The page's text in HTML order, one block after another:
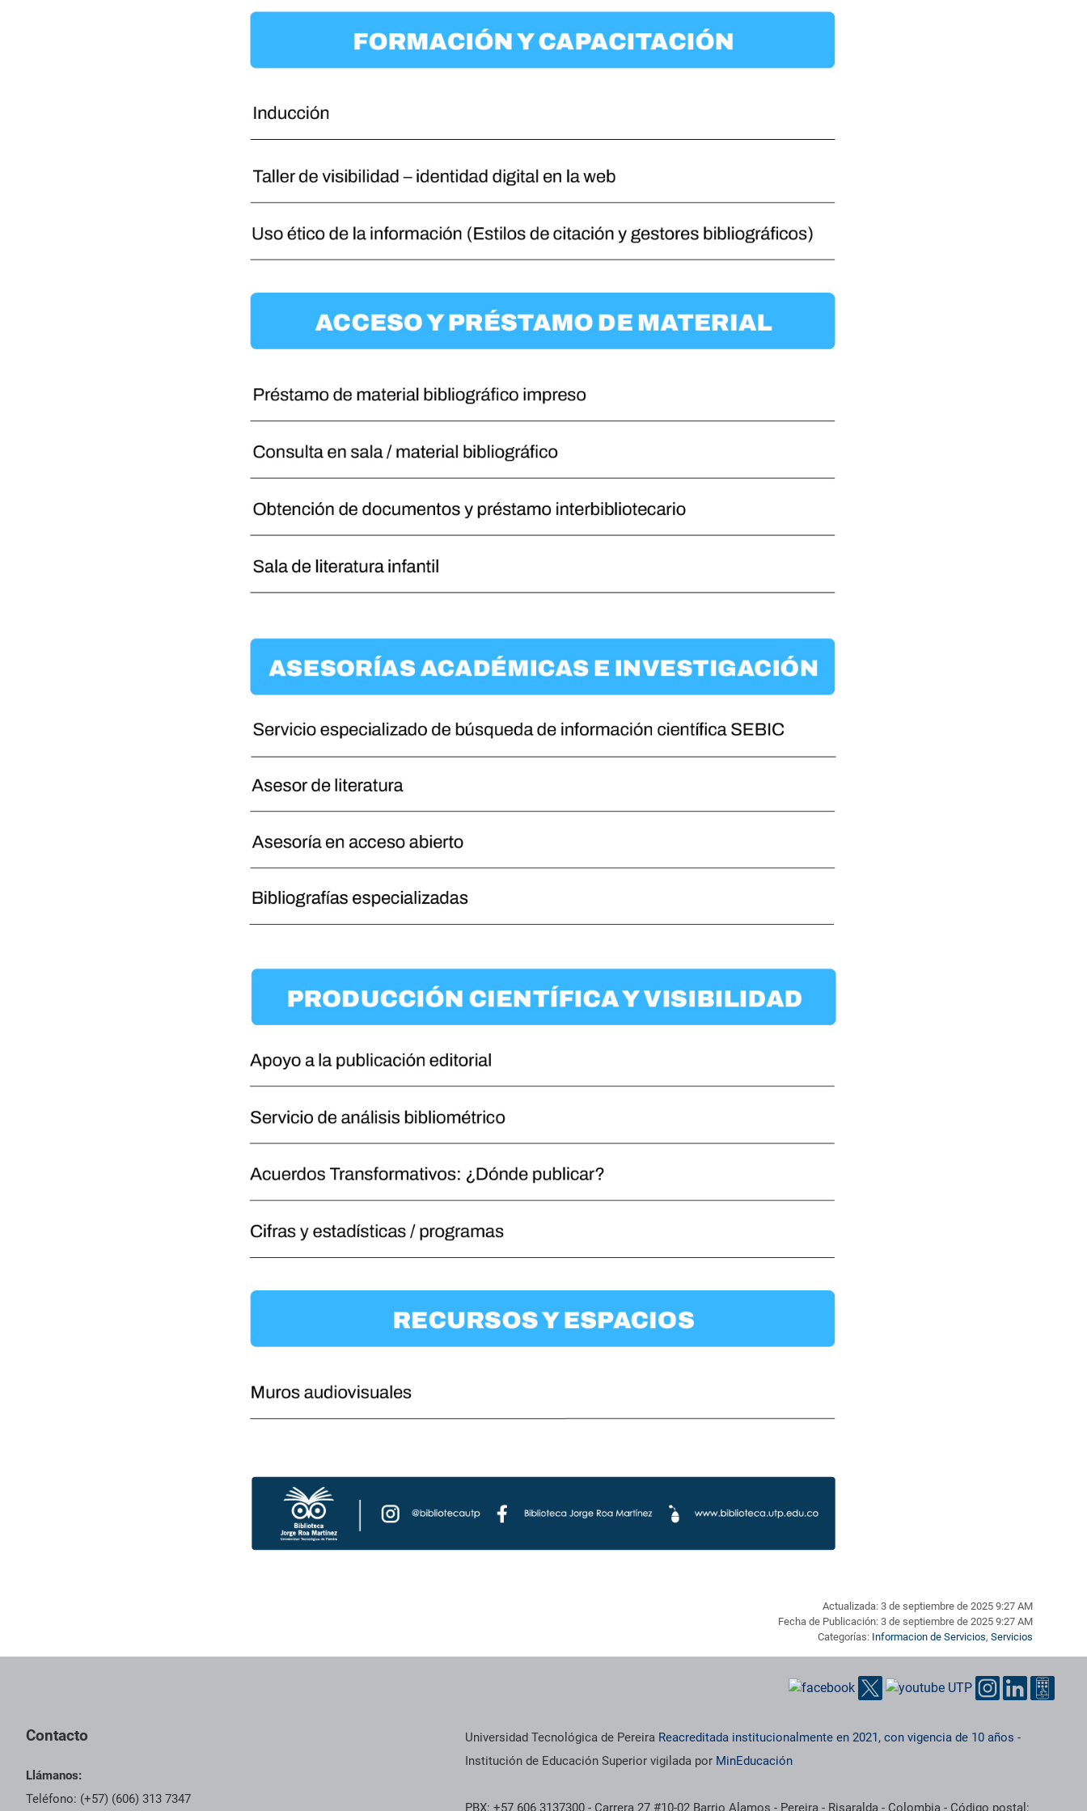
Actualizada: 3 de septiembre de 2025 9:27 AM
Fecha de Publicación: 3 de septiembre de 2025 9:27 AM
Categorías: Informacion de Servicios, Servicios
Contacto
Llámanos:
Teléfono: (+57) (606) 313 7347
Información institucional
Universidad Tecnológica de Pereira Reacreditada institucionalmente en 2021, con vigencia de 10 años -
Institución de Educación Superior vigilada por MinEducación
PBX: +57 606 3137300 - Carrera 27 #10-02 Barrio Alamos - Pereira - Risaralda - Colombia - Código postal: